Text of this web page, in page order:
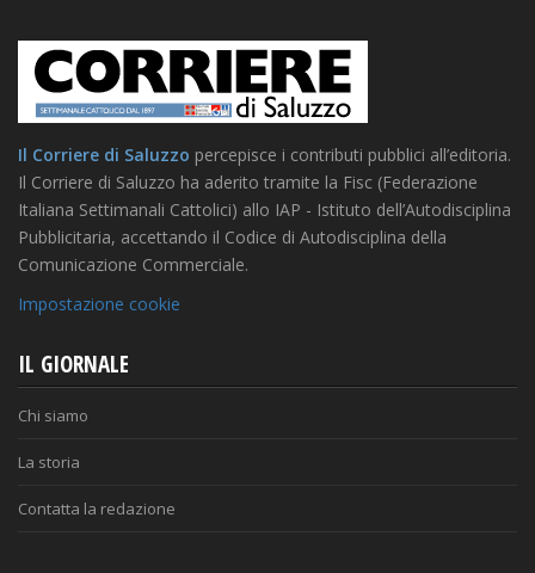
Il Corriere di Saluzzo percepisce i contributi pubblici all’editoria.
Il Corriere di Saluzzo ha aderito tramite la Fisc (Federazione
Italiana Settimanali Cattolici) allo IAP - Istituto dell’Autodisciplina
Pubblicitaria, accettando il Codice di Autodisciplina della
Comunicazione Commerciale.
Impostazione cookie
IL GIORNALE
Chi siamo
La storia
Contatta la redazione